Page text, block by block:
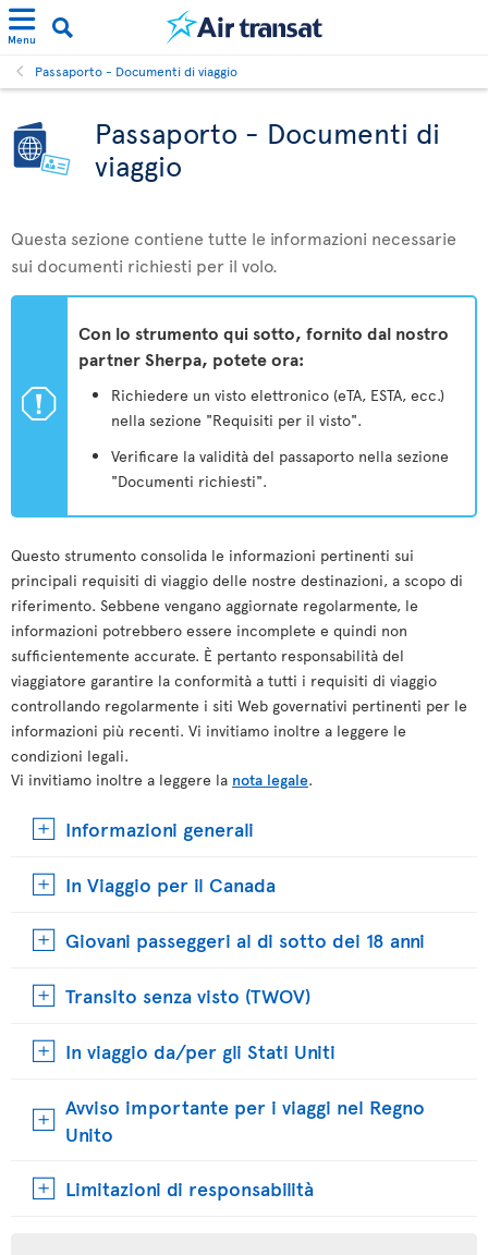
Menu
Passaporto - Documenti di viaggio
Passaporto - Documenti di
viaggio
Questa sezione contiene tutte le informazioni necessarie
sui documenti richiesti per il volo.
ü
Con lo strumento qui sotto, fornito dal nostro
partner Sherpa, potete ora:
Richiedere un visto elettronico (eTA, ESTA, ecc.)
nella sezione "Requisiti per il visto".
Verificare la validità del passaporto nella sezione
"Documenti richiesti".
Questo strumento consolida le informazioni pertinenti sui
principali requisiti di viaggio delle nostre destinazioni, a scopo di
riferimento. Sebbene vengano aggiornate regolarmente, le
informazioni potrebbero essere incomplete e quindi non
sufficientemente accurate. È pertanto responsabilità del
viaggiatore garantire la conformità a tutti i requisiti di viaggio
controllando regolarmente i siti Web governativi pertinenti per le
informazioni più recenti. Vi invitiamo inoltre a leggere le
condizioni legali.
Vi invitiamo inoltre a leggere la nota legale.
Informazioni generali
In Viaggio per il Canada
Giovani passeggeri al di sotto dei 18 anni
Transito senza visto (TWOV)
In viaggio da/per gli Stati Uniti
Avviso importante per i viaggi nel Regno
Unito
Limitazioni di responsabilità